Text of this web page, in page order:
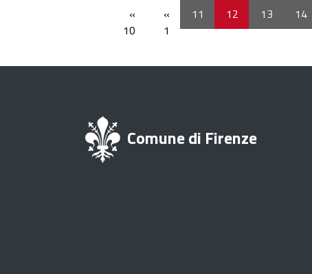
«
10
«
1
11 12 13 14
Comune di Firenze